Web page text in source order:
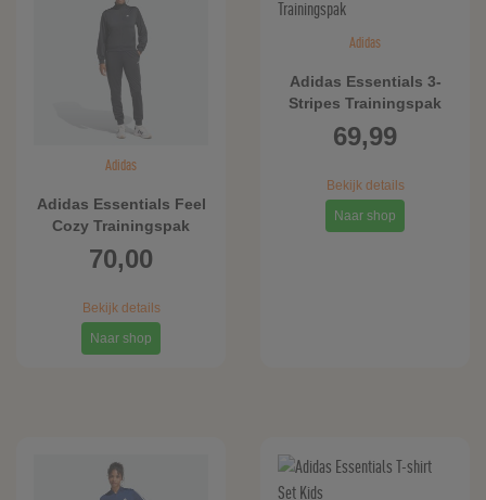
Adidas
Adidas Essentials Feel
Cozy Trainingspak
70,00
Bekijk details
Naar shop
Adidas
Adidas Essentials 3-
Stripes Trainingspak
69,99
Bekijk details
Naar shop